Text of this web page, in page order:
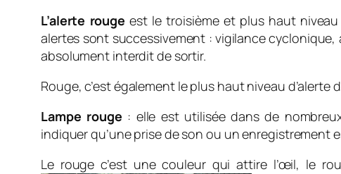
L’alerte rouge est le troisième et plus haut niveau
alertes sont successivement : vigilance cyclonique,
absolument interdit de sortir.
Rouge, c’est également le plus haut niveau
Lampe rouge : elle est utilisée dans de
indiquer qu’une prise de son ou un enregistrement
Le rouge c’est une couleur qui attire l’œil, le